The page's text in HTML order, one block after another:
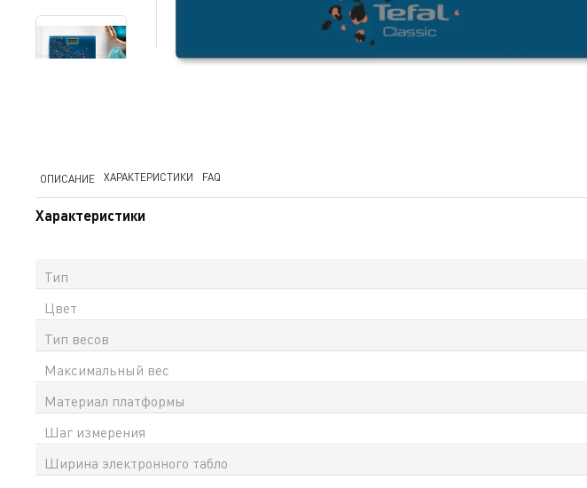
ОПИСАНИЕ ХАРАКТЕРИСТИКИ FAQ
Характеристики
Тип
Цвет
Тип весов
Максимальный вес
Материал платформы
Шаг измерения
Ширина электронного табло